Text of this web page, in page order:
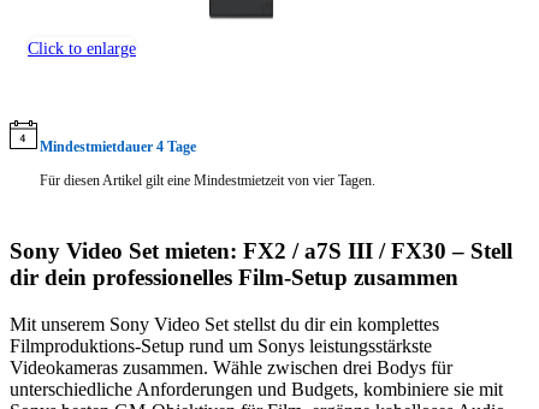
Click to enlarge
Mindestmietdauer 4 Tage
Für diesen Artikel gilt eine Mindestmietzeit von vier Tagen.
Sony Video Set mieten: FX2 / a7S III / FX30 – Stell
dir dein professionelles Film-Setup zusammen
Mit unserem Sony Video Set stellst du dir ein komplettes
Filmproduktions-Setup rund um Sonys leistungsstärkste
Videokameras zusammen. Wähle zwischen drei Bodys für
unterschiedliche Anforderungen und Budgets, kombiniere sie mit